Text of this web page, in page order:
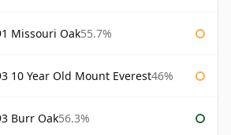
Missouri Oak55.7%
10 Year Old Mount Everest46%
Burr Oak56.3%